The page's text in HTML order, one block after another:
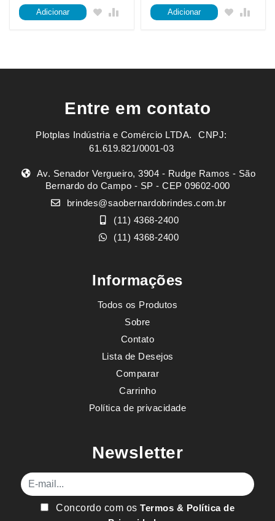
Adicionar Adicionar
Entre em contato
Plotplas Indústria e Comércio LTDA. ㅤㅤㅤ CNPJ:
61.619.821/0001-03
Av. Senador Vergueiro, 3904 - Rudge Ramos - São
Bernardo do Campo - SP - CEP 09602-000
brindes@saobernardobrindes.com.br
(11) 4368-2400
(11) 4368-2400
Informações
Todos os Produtos
Sobre
Contato
Lista de Desejos
Comparar
Carrinho
Política de privacidade
Newsletter
E-mail
Concordo com osTermos & Política de